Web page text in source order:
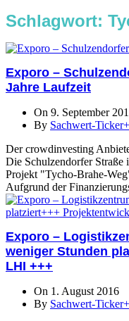
Schlagwort:
Exporo –
Jahre Laufzeit
On 9. September
By Sachwert-
Der crowdinvesting
Die Schulzendorfer Straße
Projekt "Tycho-Brahe-
Aufgrund der
Exporo –
weniger Stunden
LHI +++
On 1. August 2016
By Sachwert-